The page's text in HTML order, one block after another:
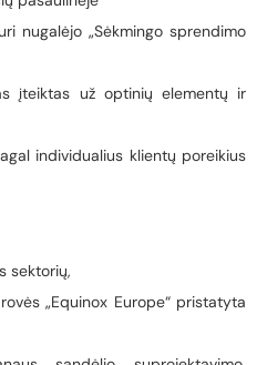
nugalėjo „Sėkmingo sprendimo
įteiktas už optinių elementų ir
individualius klientų poreikius
sektorių,
„Equinox Europe“ pristatyta